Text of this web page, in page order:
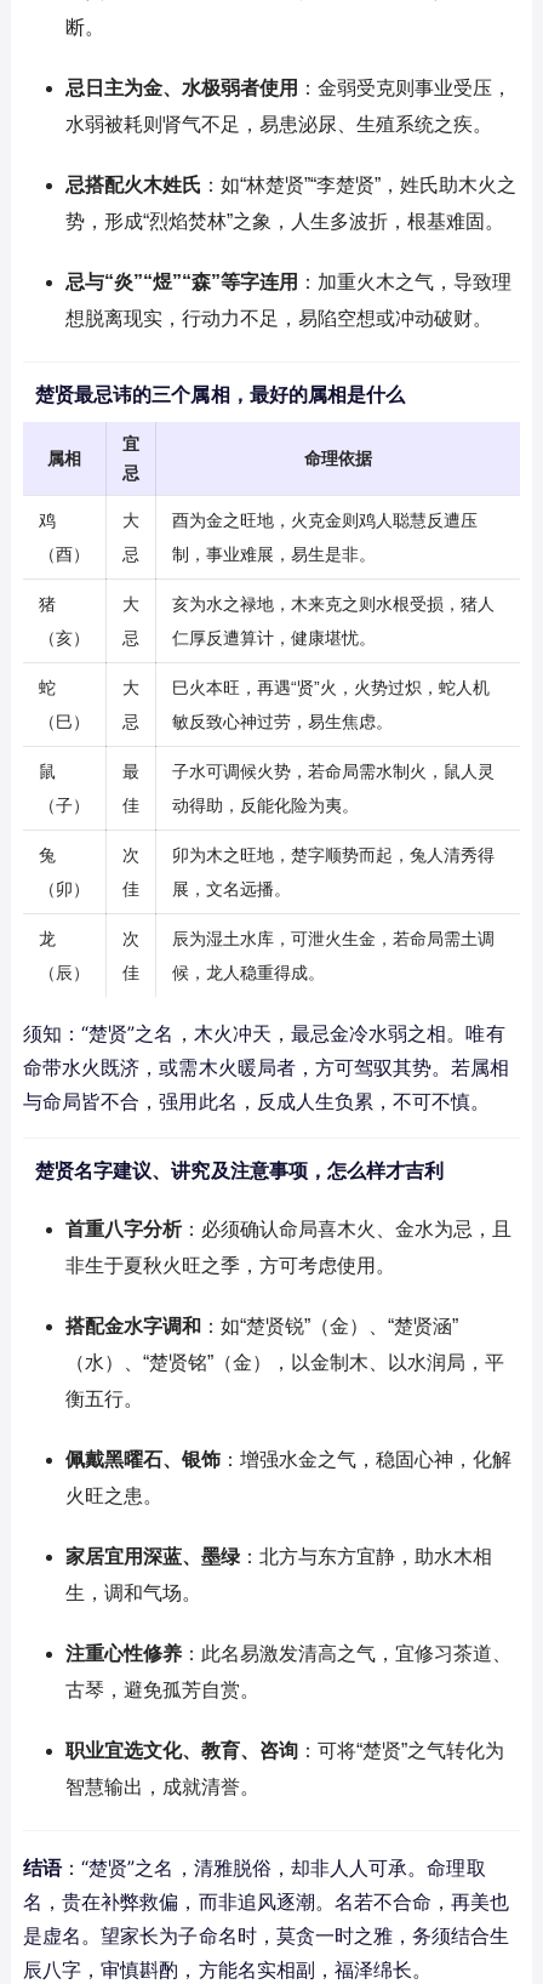
断。
忌日主为金、水极弱者使用 ：金弱受克则事业受压，
水弱被耗则肾气不足，易患泌尿、生殖系统之疾。
忌搭配火木姓氏 ：如“林楚贤”“李楚贤”，姓氏助木火之
势，形成“烈焰焚林”之象，人生多波折，根基难固。
忌与“炎”“煜”“森”等字连用 ：加重火木之气，导致理
想脱离现实，行动力不足，易陷空想或冲动破财。
楚贤最忌讳的三个属相，最好的属相是什么
属相
宜
忌
命理依据
鸡
（酉）
大
忌
酉为金之旺地，火克金则鸡人聪慧反遭压
制，事业难展，易生是非。
猪
（亥）
大
忌
亥为水之禄地，木来克之则水根受损，猪人
仁厚反遭算计，健康堪忧。
蛇
（巳）
大
忌
巳火本旺，再遇“贤”火，火势过炽，蛇人机
敏反致心神过劳，易生焦虑。
鼠
（子）
最
佳
子水可调候火势，若命局需水制火，鼠人灵
动得助，反能化险为夷。
兔
（卯）
次
佳
卯为木之旺地，楚字顺势而起，兔人清秀得
展，文名远播。
龙
（辰）
次
佳
辰为湿土水库，可泄火生金，若命局需土调
候，龙人稳重得成。
须知：“楚贤”之名，木火冲天，最忌金冷水弱之相。唯有
命带水火既济，或需木火暖局者，方可驾驭其势。若属相
与命局皆不合，强用此名，反成人生负累，不可不慎。
楚贤名字建议、讲究及注意事项，怎么样才吉利
首重八字分析：必须确认命局喜木火、金水为忌，且
非生于夏秋火旺之季，方可考虑使用。
搭配金水字调和 ：如“楚贤锐”（金）、“楚贤涵”
（水）、“楚贤铭”（金），以金制木、以水润局，平
衡五行。
佩戴黑曜石、银饰：增强水金之气，稳固心神，化解
火旺之患。
家居宜用深蓝、墨绿：北方与东方宜静，助水木相
生，调和气场。
注重心性修养：此名易激发清高之气，宜修习茶道、
古琴，避免孤芳自赏。
职业宜选文化、教育、咨询：可将“楚贤”之气转化为
智慧输出，成就清誉。
结语：“楚贤”之名，清雅脱俗，却非人人可承。命理取
名，贵在补弊救偏，而非追风逐潮。名若不合命，再美也
是虚名。望家长为子命名时，莫贪一时之雅，务须结合生
辰八字，审慎斟酌，方能名实相副，福泽绵长。